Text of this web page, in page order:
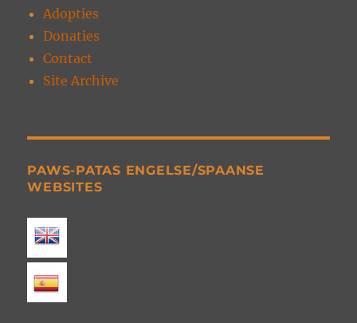
Adopties
Donaties
Contact
Site Archive
PAWS-PATAS ENGELSE/SPAANSE
WEBSITES